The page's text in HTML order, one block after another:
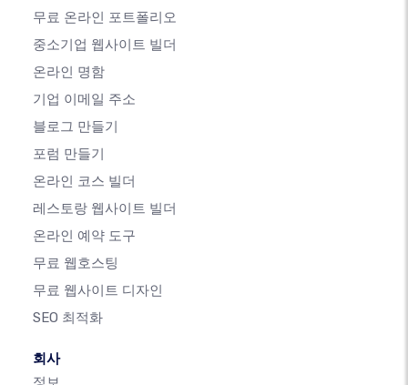
무료 온라인 포트폴리오
중소기업 웹사이트 빌더
온라인 명함
기업 이메일 주소
블로그 만들기
포럼 만들기
온라인 코스 빌더
레스토랑 웹사이트 빌더
온라인 예약 도구
무료 웹호스팅
무료 웹사이트 디자인
SEO 최적화
회사